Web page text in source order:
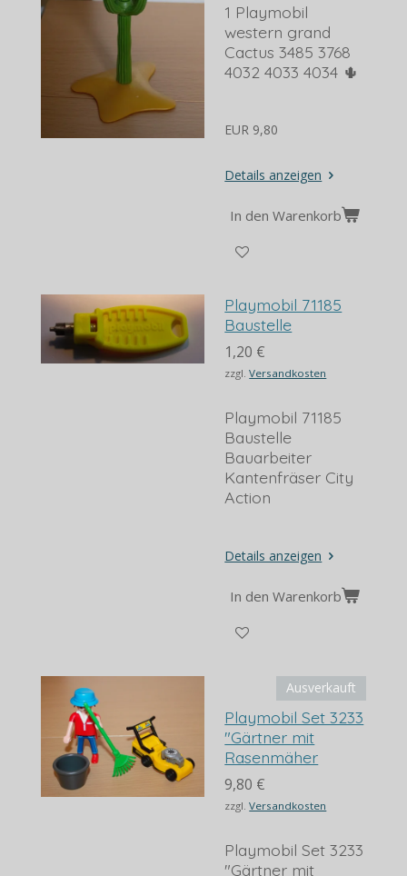
1 Playmobil
western grand
Cactus 3485 3768
4032 4033 4034 🌵
EUR 9,80
Details anzeigen
In den Warenkorb
Playmobil 71185
Baustelle
1,20 €
zzgl.Versandkosten
Playmobil 71185
Baustelle
Bauarbeiter
Kantenfräser City
Action
Details anzeigen
In den Warenkorb
Ausverkauft
Playmobil Set 3233
"Gärtner mit
Rasenmäher
9,80 €
zzgl.Versandkosten
Playmobil Set 3233
"Gärtner mit